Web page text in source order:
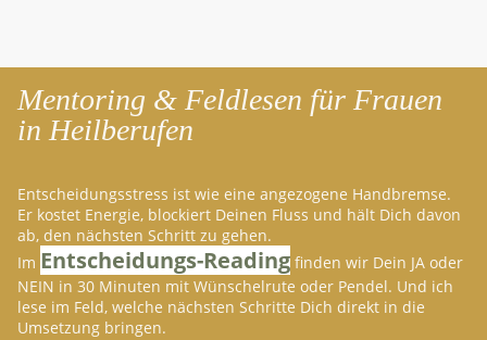
Mentoring & Feldlesen für Frauen
in Heilberufen
Entscheidungsstress ist wie eine angezogene Handbremse.
Er kostet Energie, blockiert Deinen Fluss und hält Dich davon
ab, den nächsten Schritt zu gehen.
Im Entscheidungs-Reading finden wir Dein JA oder
NEIN in 30 Minuten mit Wünschelrute oder Pendel. Und ich
lese im Feld, welche nächsten Schritte Dich direkt in die
Umsetzung bringen.